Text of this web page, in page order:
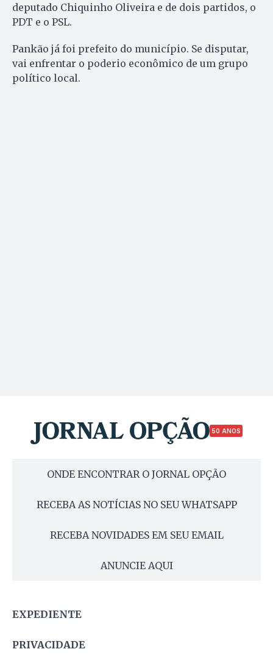
deputado Chiquinho Oliveira e de dois partidos, o
PDT e o PSL.
Pankão já foi prefeito do município. Se disputar,
vai enfrentar o poderio econômico de um grupo
político local.
50 ANOS
ONDE ENCONTRAR O JORNAL OPÇÃO
RECEBA AS NOTÍCIAS NO SEU WHATSAPP
RECEBA NOVIDADES EM SEU EMAIL
ANUNCIE AQUI
EXPEDIENTE
PRIVACIDADE